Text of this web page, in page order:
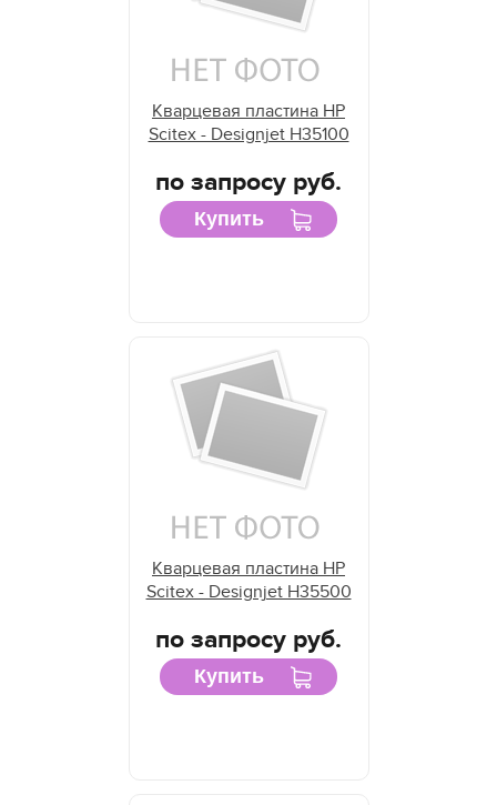
Кварцевая пластина HP
Scitex - Designjet H35100
по запросу руб.
Купить
Кварцевая пластина HP
Scitex - Designjet H35500
по запросу руб.
Купить